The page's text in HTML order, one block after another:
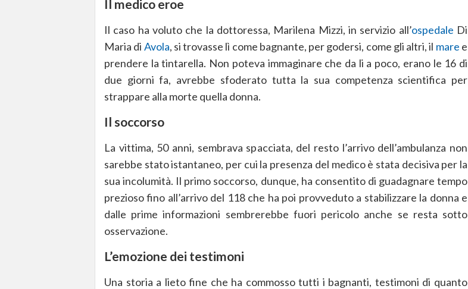
Il medico eroe
Il caso ha voluto che la dottoressa, Marilena Mizzi, in servizio all’ospedale Di
Maria di Avola, si trovasse lì come bagnante, per godersi, come gli altri, il mare e
prendere la tintarella. Non poteva immaginare che da li a poco, erano le 16 di
due giorni fa, avrebbe sfoderato tutta la sua competenza scientifica per
strappare alla morte quella donna.
Il soccorso
La vittima, 50 anni, sembrava spacciata, del resto l’arrivo dell’ambulanza non
sarebbe stato istantaneo, per cui la presenza del medico è stata decisiva per la
sua incolumità. Il primo soccorso, dunque, ha consentito di guadagnare tempo
prezioso fino all’arrivo del 118 che ha poi provveduto a stabilizzare la donna e
dalle prime informazioni sembrerebbe fuori pericolo anche se resta sotto
osservazione.
L’emozione dei testimoni
Una storia a lieto fine che ha commosso tutti i bagnanti, testimoni di quanto